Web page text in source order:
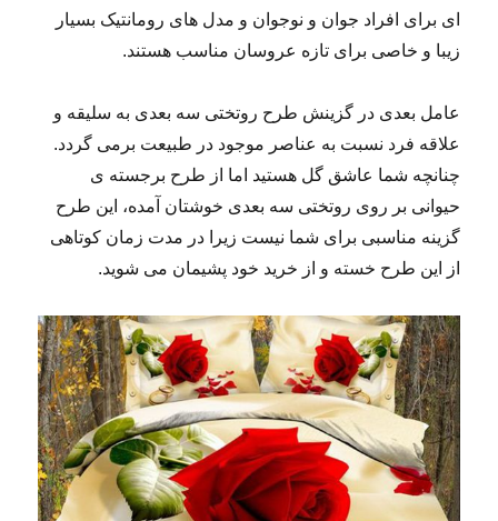
ای برای افراد جوان و نوجوان و مدل های رومانتیک بسیار
زیبا و خاصی برای تازه عروسان مناسب هستند.
عامل بعدی در گزینش طرح روتختی سه بعدی به سلیقه و
علاقه فرد نسبت به عناصر موجود در طبیعت برمی گردد.
چنانچه شما عاشق گل هستید اما از طرح برجسته ی
حیوانی بر روی روتختی سه بعدی خوشتان آمده، این طرح
گزینه مناسبی برای شما نیست زیرا در مدت زمان کوتاهی
از این طرح خسته و از خرید خود پشیمان می شوید.